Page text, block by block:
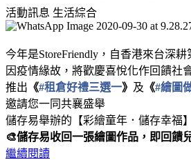
活動訊息 生活綜合
今年是StoreFriendly，自香港來台深耕
因疫情緣故，將歡慶喜悅化作回饋社
推出 《#租倉好禮三選一》 及 《#繪圖
邀請您一同共襄盛舉
儲存易舉辦的【彩繪童年．儲存幸福】
🎨儲存易收回一張繪圖作品，即回饋
繼續閱讀